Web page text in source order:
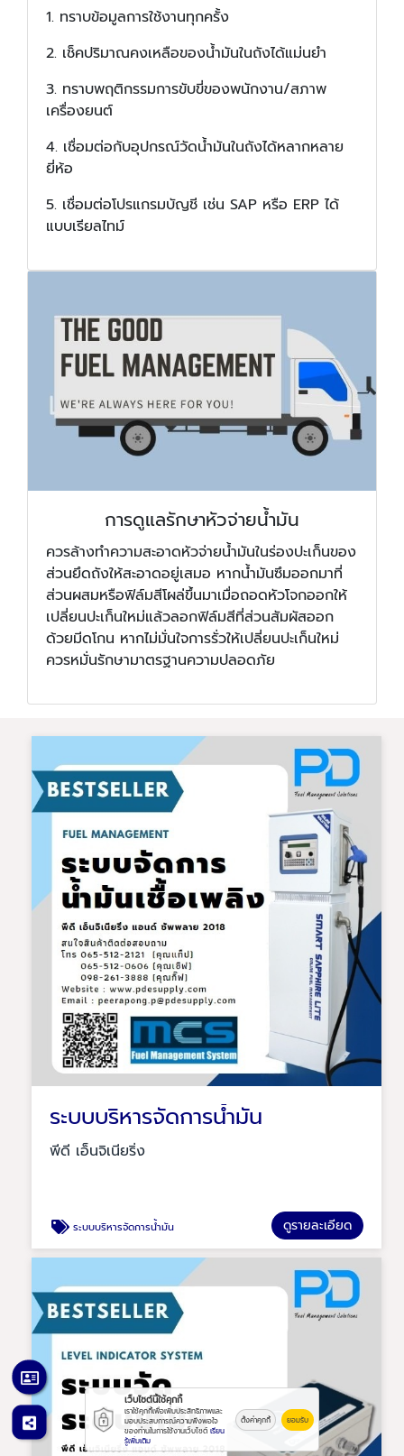
1. ทราบข้อมูลการใช้งานทุกครั้ง
2. เช็คปริมาณคงเหลือของน้ำมันในถังได้แม่นยำ
3. ทราบพฤติกรรมการขับขี่ของพนักงาน/สภาพ
เครื่องยนต์
4. เชื่อมต่อกับอุปกรณ์วัดน้ำมันในถังได้หลากหลาย
ยี่ห้อ
5. เชื่อมต่อโปรแกรมบัญชี เช่น SAP หรือ ERP ได้
แบบเรียลไทม์
การดูแลรักษาหัวจ่ายน้ำมัน
ควรล้างทำความสะอาดหัวจ่ายน้ำมันในร่องปะเก็นของ
ส่วนยึดถังให้สะอาดอยู่เสมอ หากน้ำมันซึมออกมาที่
ส่วนผสมหรือฟิล์มสีโผล่ขึ้นมาเมื่อถอดหัวโจกออกให้
เปลี่ยนปะเก็นใหม่แล้วลอกฟิล์มสีที่ส่วนสัมผัสออก
ด้วยมีดโกน หากไม่มั่นใจการรั่วให้เปลี่ยนปะเก็นใหม่
ควรหมั่นรักษามาตรฐานความปลอดภัย
ระบบบริหารจัดการน้ำมัน
พีดี เอ็นจิเนียริ่ง
ระบบบริหารจัดการน้ำมัน ดูรายละเอียด
เว็บไซต์นี้ใช้คุกกี้
เราใช้คุกกี้เพื่อเพิ่มประสิทธิภาพและ
มอบประสบการณ์ความพึงพอใจ
ของท่านในการใช้งานเว็บไซต์ เรียน
รู้เพิ่มเติม
ตั้งค่าคุกกี้ ยอมรับ